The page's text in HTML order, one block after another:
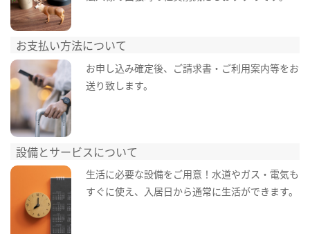
お支払い方法について
お申し込み確定後、ご請求書・ご利用案内等をお
送り致します。
設備とサービスについて
生活に必要な設備をご用意！水道やガス・電気も
すぐに使え、入居日から通常に生活ができます。